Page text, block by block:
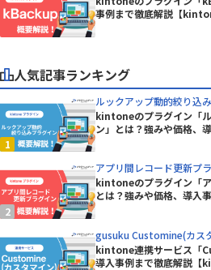
事例まで徹底解説【
人気記事ランキング
ルックアップ動的絞り込
kintoneのプラグイン「
ン」とは？強みや価格、
アプリ間レコード更新プ
kintoneのプラグイン「ア
とは？強みや価格、導入
gusuku Customine(カス
kintone連携サービス「
導入事例まで徹底解説【